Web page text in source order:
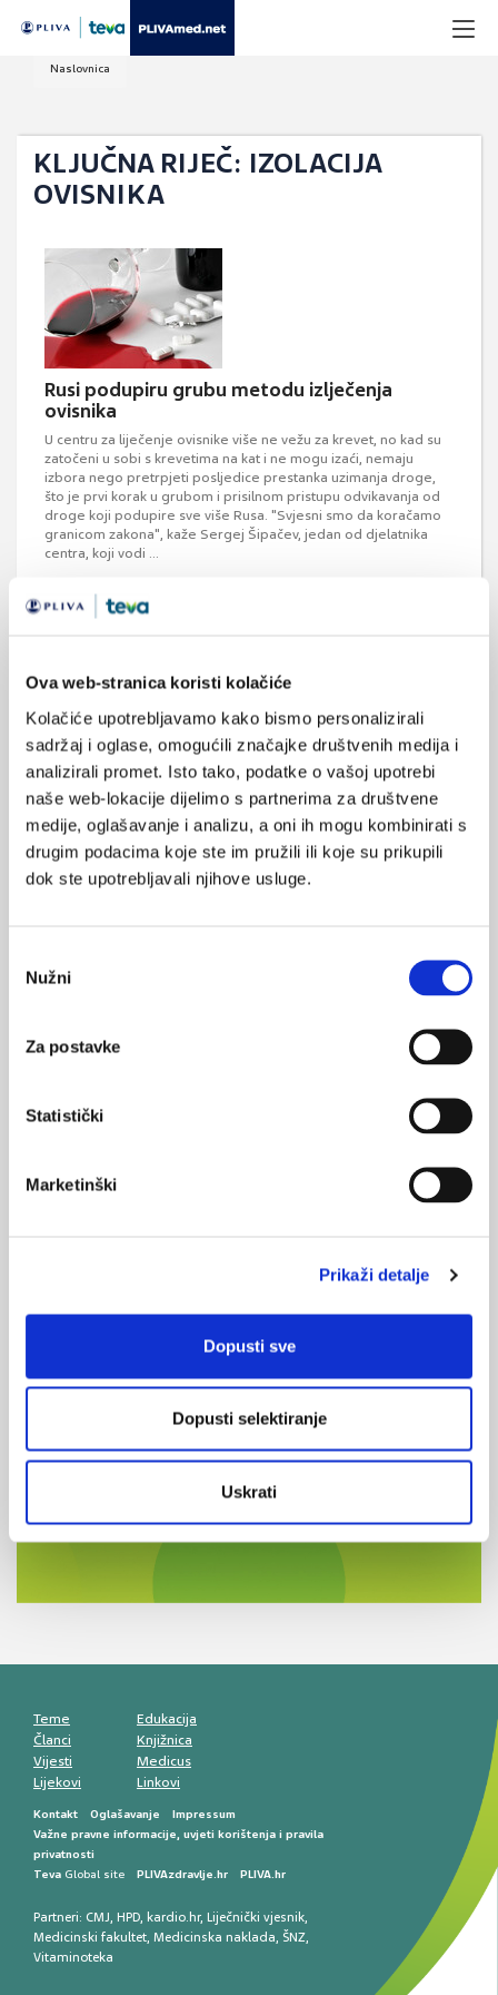
Ova web-stranica koristi kolačiće
Kolačiće upotrebljavamo kako bismo personalizirali
sadržaj i oglase, omogućili značajke društvenih medija i
analizirali promet. Isto tako, podatke o vašoj upotrebi
naše web-lokacije dijelimo s partnerima za društvene
medije, oglašavanje i analizu, a oni ih mogu kombinirati s
drugim podacima koje ste im pružili ili koje su prikupili
dok ste upotrebljavali njihove usluge.
pristanka
Nužni
Za postavke
Statistički
Marketinški
Prikaži detalje
Dopusti sve
Dopusti selektiranje
Uskrati
Naslovnica
KLJUČNA RIJEČ: IZOLACIJA
OVISNIKA
Rusi podupiru grubu metodu izlječenja
ovisnika
U centru za liječenje ovisnike više ne vežu za krevet, no kad su
zatočeni u sobi s krevetima na kat i ne mogu izaći, nemaju
izbora nego pretrpjeti posljedice prestanka uzimanja droge,
što je prvi korak u grubom i prisilnom pristupu odvikavanja od
droge koji podupire sve više Rusa. "Svjesni smo da koračamo
granicom zakona", kaže Sergej Šipačev, jedan od djelatnika
centra, koji vodi ...
Medicus (1/2026)
zdravlje
Medicus (2/2025)
Muško zdravlje
KORISNI ALATI
CHA2DS2-VA
ONLINE TEČAJ
Pristupite online testiranju:
ZA LIJEČNIKE
Debljina - od prevencije do personalizirane
razlike i nove terapije
smetnji do rane onkološke dijagnostike
ZA LJEKARNIKE
Antikoagulansi u ljekarničkoj praksi –
Teme
Članci
Vijesti
Lijekovi
Edukacija
Knjižnica
Medicus
Linkovi
Kontakt Oglašavanje
Impressum
Važne pravne informacije, uvjeti korištenja i pravila
privatnosti
Teva Global site PLIVAzdravlje.hr PLIVA.hr
Partneri: CMJ, HPD, kardio.hr, Liječnički vjesnik,
Medicinski fakultet, Medicinska naklada, ŠNZ,
Vitaminoteka